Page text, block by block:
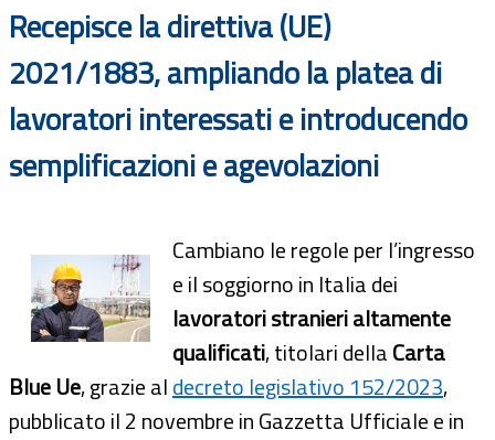
Recepisce la direttiva (UE)
2021/1883, ampliando la platea di
lavoratori interessati e introducendo
semplificazioni e agevolazioni
Cambiano le regole per l’ingresso
e il soggiorno in Italia dei
lavoratori stranieri altamente
qualificati, titolari dellaCarta
Blue Ue, grazie aldecreto legislativo 152/2023,
pubblicato il 2 novembre in Gazzetta Ufficiale e in